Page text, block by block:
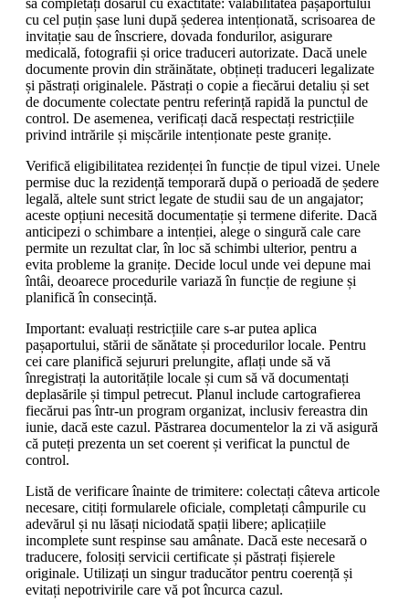
să completați dosarul cu exactitate: valabilitatea pașaportului
cu cel puțin șase luni după șederea intenționată, scrisoarea de
invitație sau de înscriere, dovada fondurilor, asigurare
medicală, fotografii și orice traduceri autorizate. Dacă unele
documente provin din străinătate, obțineți traduceri legalizate
și păstrați originalele. Păstrați o copie a fiecărui detaliu și set
de documente colectate pentru referință rapidă la punctul de
control. De asemenea, verificați dacă respectați restricțiile
privind intrările și mișcările intenționate peste granițe.
Verifică eligibilitatea rezidenței în funcție de tipul vizei. Unele
permise duc la rezidență temporară după o perioadă de ședere
legală, altele sunt strict legate de studii sau de un angajator;
aceste opțiuni necesită documentație și termene diferite. Dacă
anticipezi o schimbare a intenției, alege o singură cale care
permite un rezultat clar, în loc să schimbi ulterior, pentru a
evita probleme la granițe. Decide locul unde vei depune mai
întâi, deoarece procedurile variază în funcție de regiune și
planifică în consecință.
Important: evaluați restricțiile care s-ar putea aplica
pașaportului, stării de sănătate și procedurilor locale. Pentru
cei care planifică sejururi prelungite, aflați unde să vă
înregistrați la autoritățile locale și cum să vă documentați
deplasările și timpul petrecut. Planul include cartografierea
fiecărui pas într-un program organizat, inclusiv fereastra din
iunie, dacă este cazul. Păstrarea documentelor la zi vă asigură
că puteți prezenta un set coerent și verificat la punctul de
control.
Listă de verificare înainte de trimitere: colectați câteva articole
necesare, citiți formularele oficiale, completați câmpurile cu
adevărul și nu lăsați niciodată spații libere; aplicațiile
incomplete sunt respinse sau amânate. Dacă este necesară o
traducere, folosiți servicii certificate și păstrați fișierele
originale. Utilizați un singur traducător pentru coerență și
evitați nepotrivirile care vă pot încurca cazul.